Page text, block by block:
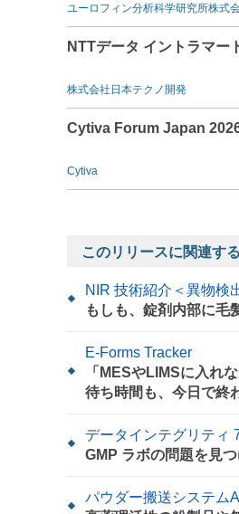
ユーロフィン分析科学研究所株式
NTTデータ イントラマー
株式会社日本テクノ開発
Cytiva Forum Japan
Cytiva
このリリースに関連す
NIR 技術紹介＜異物検
もしも、錠剤内部に毛
E-Forms Tracker
「MESやLIMSに入れ
待ち時間も、今日で終
データインテグリティ
GMP ラボの問題を見
パウダー搬送システム